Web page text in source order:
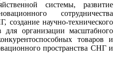
системы, развитие
сотрудничества
создание научно-технического
для организации масштабного
товаров и
пространства СНГ и